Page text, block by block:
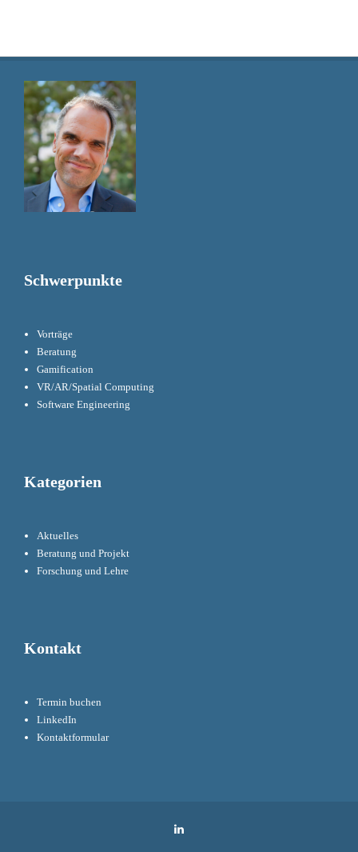
Schwerpunkte
Vorträge
Beratung
Gamification
VR/AR/Spatial Computing
Software Engineering
Kategorien
Aktuelles
Beratung und Projekt
Forschung und Lehre
Kontakt
Termin buchen
LinkedIn
Kontaktformular